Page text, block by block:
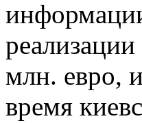
млн. евро,
время